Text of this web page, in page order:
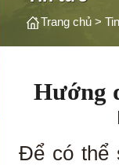
Trang chủ >
Hướng
Để có thể